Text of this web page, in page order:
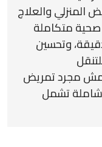
المنزلي والعلاج
صحية متكاملة
وتحسين
مش مجرد تمريض
شاملة تشمل